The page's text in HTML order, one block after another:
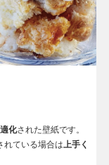
化された壁紙です。
れている場合は 上手く